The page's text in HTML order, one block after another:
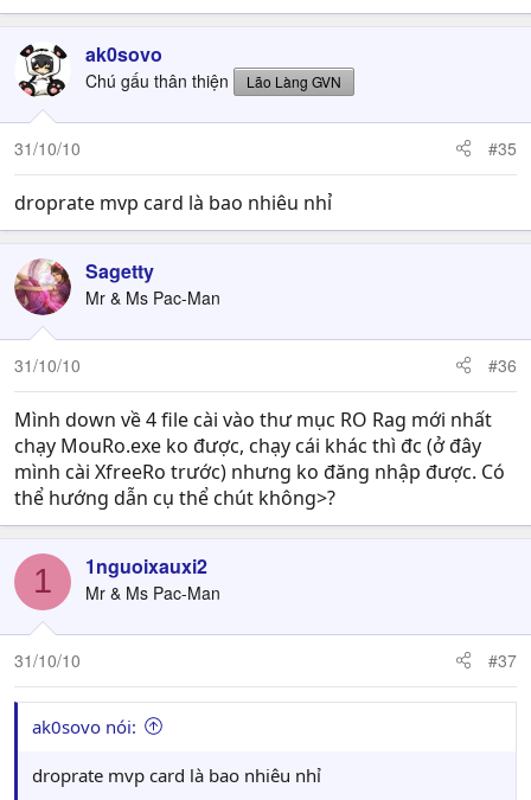
ak0sovo
Chú gấu thân thiện Lão Làng GVN
31/10/10 #35
droprate mvp card là bao nhiêu nhỉ
Sagetty
Mr & Ms Pac-Man
31/10/10 #36
Mình down về 4 file cài vào thư mục RO Rag mới nhất
chạy MouRo.exe ko được, chạy cái khác thì đc (ở đây
mình cài XfreeRo trước) nhưng ko đăng nhập được. Có
thể hướng dẫn cụ thể chút không>?
1 1nguoixauxi2
Mr & Ms Pac-Man
31/10/10 #37
ak0sovo nói:
droprate mvp card là bao nhiêu nhỉ